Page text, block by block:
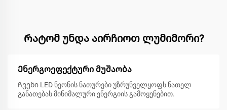
Რატომ უნდა აირჩიოთ ლუმიმორი?
Ენერგოეფექტური მუშაობა
Ჩვენი LED ნეონის ნათურები უზრუნველყოფს ნათელ
განათებას მინიმალური ენერგიის გამოყენებით.